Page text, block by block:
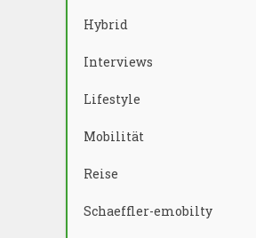
Hybrid
Interviews
Lifestyle
Mobilität
Reise
Schaeffler-emobilty